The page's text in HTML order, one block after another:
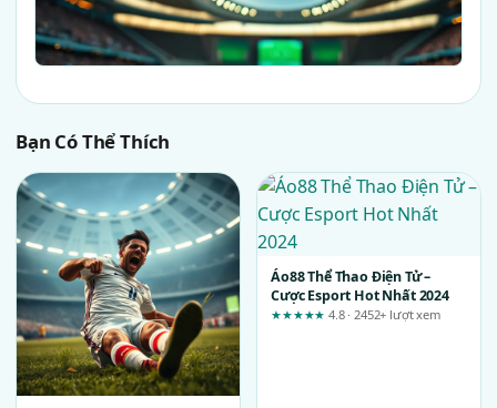
Bạn Có Thể Thích
Áo88 Thể Thao Điện Tử –
Cược Esport Hot Nhất 2024
★★★★★4.8 · 2452+ lượt xem